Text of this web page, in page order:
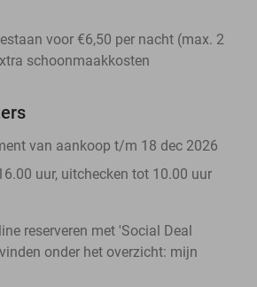
voor €6,50 per nacht (max. 2
schoonmaakkosten
van aankoop t/m 18 dec 2026
uur, uitchecken tot 10.00 uur
reserveren met 'Social Deal
onder het overzicht: mijn